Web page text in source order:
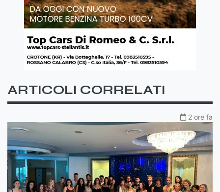
ARTICOLI CORRELATI
2 ore fa